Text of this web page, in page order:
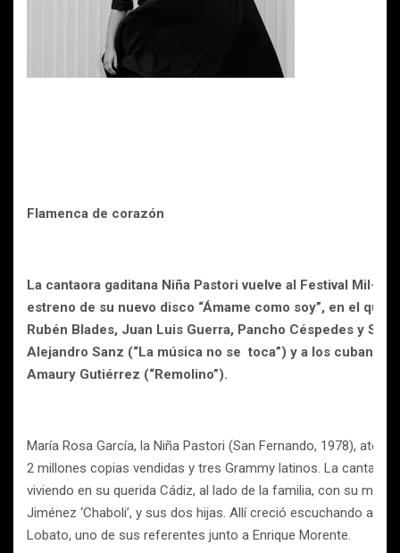
Flamenca de corazón
La cantaora gaditana Niña Pastori vuelve al Festival
estreno de su nuevo disco “Ámame como soy”, en el
Rubén Blades, Juan Luis Guerra, Pancho Céspedes y
Alejandro Sanz (“La música no se toca”) y a los cubanos
Amaury Gutiérrez (“Remolino”).
María Rosa García, la Niña Pastori (San Fernando, 1978),
2 millones copias vendidas y tres Grammy latinos. La
viviendo en su querida Cádiz, al lado de la familia, con su
Jiménez ‘Chaboli’, y sus dos hijas. Allí creció escuchando a
Lobato, uno de sus referentes junto a Enrique Morente.